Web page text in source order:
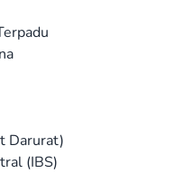
Darurat)
(IBS)